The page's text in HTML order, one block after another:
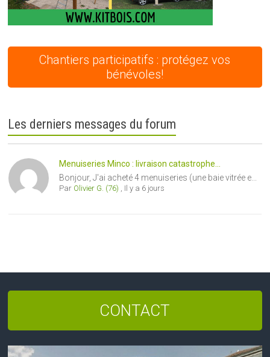
Chantiers participatifs : protégez vos
bénévoles!
Les derniers messages du forum
Menuiseries Minco : livraison catastrophe...
Bonjour, J'ai acheté 4 menuiseries (une baie vitrée e...
Par Olivier G. (76) Il y a 6 jours
CONTACT